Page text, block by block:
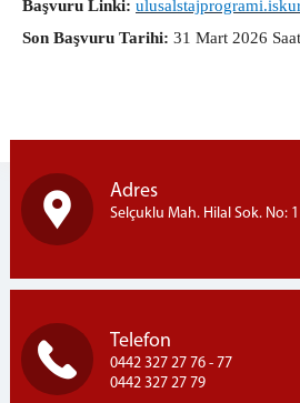
Başvuru Linki:
Son Başvuru Tarihi: 31 Mart 2026
Adres
Selçuklu Mah. Hilal Sok. No:
Telefon
0442 327 27 76 - 77
0442 327 27 79